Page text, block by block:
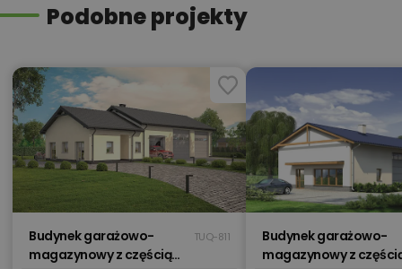
Podobne projekty
Budynek garażowo-
magazynowy z częścią
TUQ-811
Budynek garażowo-
magazynowy z